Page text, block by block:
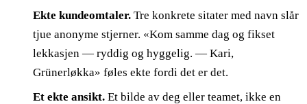
Ekte kundeomtaler. Tre konkrete sitater med navn slår
tjue anonyme stjerner. «Kom samme dag og fikset
lekkasjen — ryddig og hyggelig. — Kari,
Grünerløkka» føles ekte fordi det er det.
Et ekte ansikt. Et bilde av deg eller teamet, ikke en